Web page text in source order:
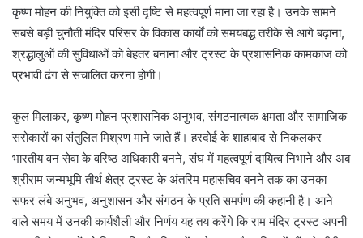
कृष्ण मोहन की नियुक्ति को इसी दृष्टि से महत्वपूर्ण माना जा रहा है। उनके सामने
सबसे बड़ी चुनौती मंदिर परिसर के विकास कार्यों को समयबद्ध तरीके से आगे बढ़ाना,
श्रद्धालुओं की सुविधाओं को बेहतर बनाना और ट्रस्ट के प्रशासनिक कामकाज को
प्रभावी ढंग से संचालित करना होगी।
कुल मिलाकर, कृष्ण मोहन प्रशासनिक अनुभव, संगठनात्मक क्षमता और सामाजिक
सरोकारों का संतुलित मिश्रण माने जाते हैं। हरदोई के शाहाबाद से निकलकर
भारतीय वन सेवा के वरिष्ठ अधिकारी बनने, संघ में महत्वपूर्ण दायित्व निभाने और अब
श्रीराम जन्मभूमि तीर्थ क्षेत्र ट्रस्ट के अंतरिम महासचिव बनने तक का उनका
सफर लंबे अनुभव, अनुशासन और संगठन के प्रति समर्पण की कहानी है। आने
वाले समय में उनकी कार्यशैली और निर्णय यह तय करेंगे कि राम मंदिर ट्रस्ट अपनी